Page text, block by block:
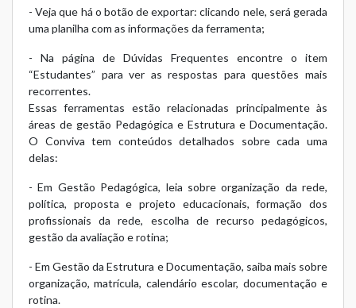
- Veja que há o botão de exportar: clicando nele, será gerada
uma planilha com as informações da ferramenta;
- Na página de Dúvidas Frequentes encontre o item
“Estudantes” para ver as respostas para questões mais
recorrentes.
Essas ferramentas estão relacionadas principalmente às
áreas de gestão Pedagógica e Estrutura e Documentação.
O Conviva tem conteúdos detalhados sobre cada uma
delas:
- Em Gestão Pedagógica, leia sobreorganização da rede,
política, proposta e projeto educacionais,formação dos
profissionais da rede, escolha de recurso pedagógicos,
gestão da avaliação erotina;
- Em Gestão da Estrutura e Documentação, saiba mais sobre
organização,matrícula, calendário escolar, documentação e
rotina.